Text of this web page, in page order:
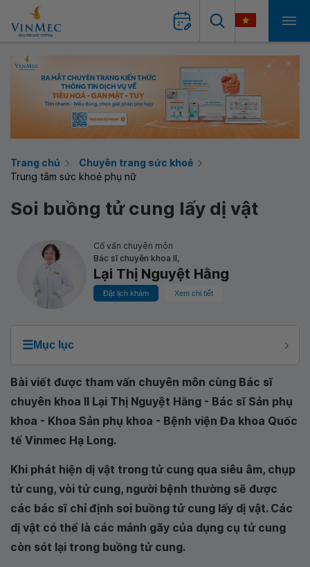
Trang chủ
Chuyên trang sức khoẻ
Trung tâm sức khoẻ phụ nữ
Soi buồng tử cung lấy dị vật
Cố vấn chuyên môn
Bác sĩ chuyên khoa II,
Lại Thị Nguyệt Hằng
Đặt lịch khám Xem chi tiết
☰Mục lục
Bài viết được tham vấn chuyên môn cùng Bác sĩ
chuyên khoa II Lại Thị Nguyệt Hằng - Bác sĩ Sản phụ
khoa - Khoa Sản phụ khoa - Bệnh viện Đa khoa Quốc
tế Vinmec Hạ Long.
Khi phát hiện dị vật trong tử cung qua siêu âm, chụp
tử cung, vòi tử cung, người bệnh thường sẽ được
các bác sĩ chỉ định soi buồng tử cung lấy dị vật. Các
dị vật có thể là các mảnh gãy của dụng cụ tử cung
còn sót lại trong buồng tử cung.